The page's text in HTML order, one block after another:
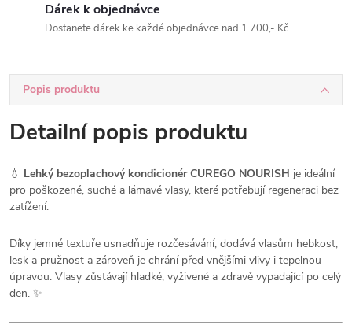
Dárek k objednávce
Dostanete dárek ke každé objednávce nad 1.700,- Kč.
Popis produktu
Detailní popis produktu
💧 Lehký bezoplachový kondicionér CUREGO NOURISH je ideální
pro poškozené, suché a lámavé vlasy, které potřebují regeneraci bez
zatížení.
Díky jemné textuře usnadňuje rozčesávání, dodává vlasům hebkost,
lesk a pružnost a zároveň je chrání před vnějšími vlivy i tepelnou
úpravou. Vlasy zůstávají hladké, vyživené a zdravě vypadající po celý
den. ✨